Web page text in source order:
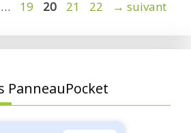
… Page
19 Page
20 Page
21 Page
22 → suivant
PanneauPocket